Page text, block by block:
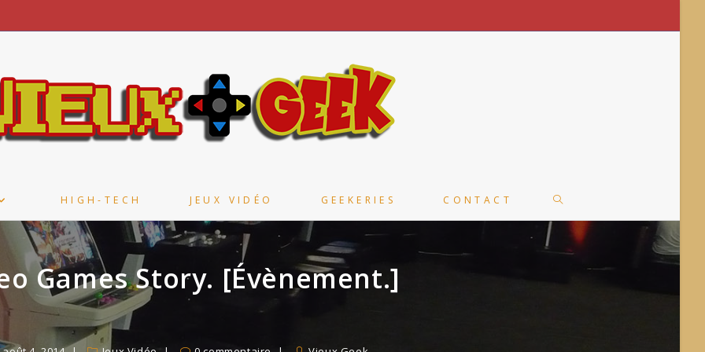
HIGH-TECH JEUX VIDÉO GEEKERIES CONTACT TOGGLE
WEBSITE
Games Story. [Évènement.]